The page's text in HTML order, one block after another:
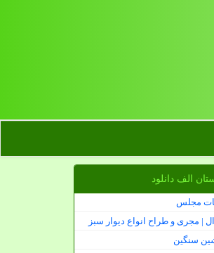
الف دانلود
مجلس
| مجری و طراح انواع دیوار سبز
سنگین